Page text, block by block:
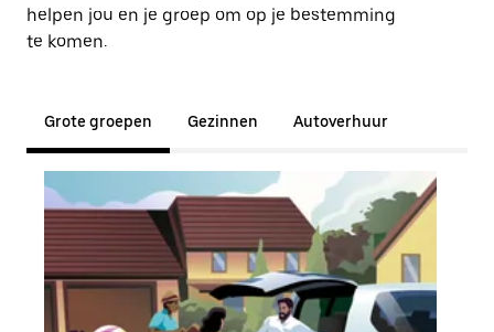
helpen jou en je groep om op je bestemming
te komen.
Grote groepen Gezinnen Autoverhuur